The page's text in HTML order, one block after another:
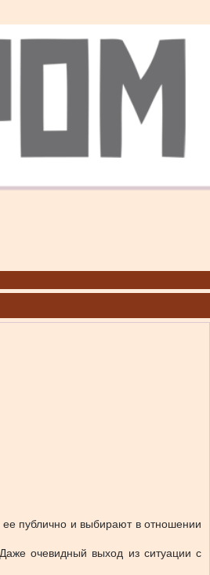
публично и выбирают в отношении
очевидный выход из ситуации с